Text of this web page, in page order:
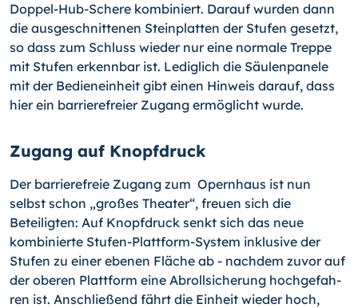
Doppel-Hub-Schere kom­biniert. Darauf wurden dann
die ausgeschnittenen Steinplat­ten der Stufen gesetzt,
so dass zum Schluss wieder nur eine normale Treppe
mit Stufen erkennbar ist. Lediglich die Säulen­panele
mit der Bedieneinheit gibt einen Hinweis darauf, dass
hier ein barrierefreier Zugang ermöglicht wurde.
Zugang auf Knopfdruck
Der barrierefreie Zugang zum Opernhaus ist nun
selbst schon „großes Theater“, freuen sich die
Beteiligten: Auf Knopfdruck senkt sich das neue
kombinierte Stufen-Plattform-System in­klusive der
Stufen zu einer ebenen Fläche ab - nachdem zu­vor auf
der oberen Plattform eine Abrollsicherung hochgefah­
ren ist. Anschließend fährt die Einheit wieder hoch,